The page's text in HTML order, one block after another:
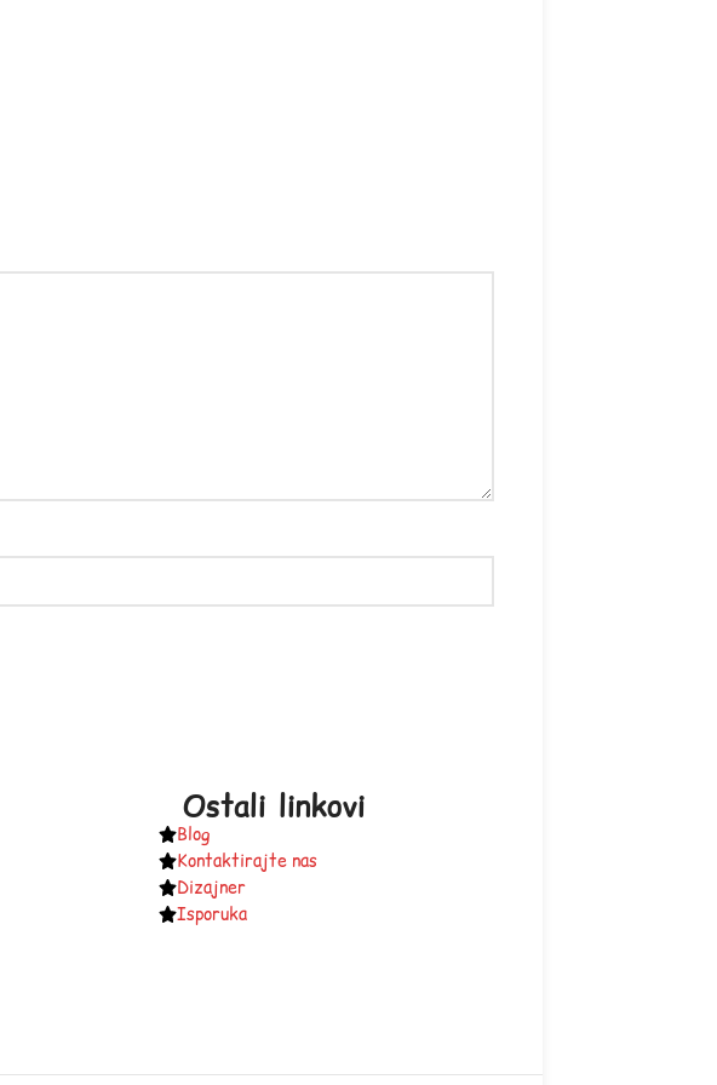
Ostali linkovi
Blog
Kontaktirajte nas
Dizajner
Isporuka